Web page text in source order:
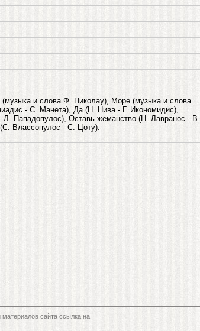
и слова Ф. Николау), Море (музыка и слова
- С. Манета), Да (Н. Нива - Г. Икономидис),
Пападопулос), Оставь жеманство (Н. Лавранос - В.
Влассопулос - С. Цоту).
сайта ссылка на